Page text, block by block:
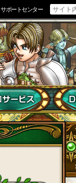
サポートセンター